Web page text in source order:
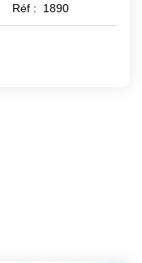
Réf : 1890